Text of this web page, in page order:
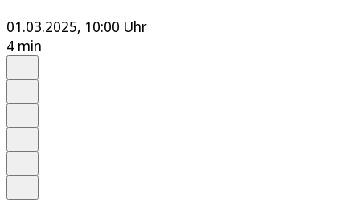
01.03.2025, 10:00 Uhr
4 min